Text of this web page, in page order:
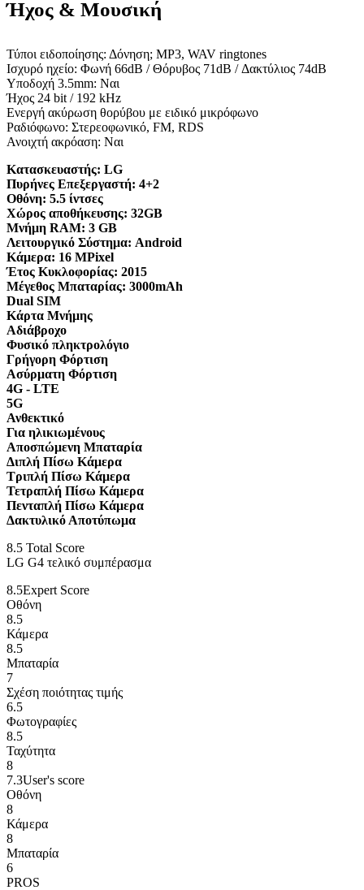
Ήχος & Μουσική
Τύποι ειδοποίησης: Δόνηση; MP3, WAV ringtones
Ισχυρό ηχείο: Φωνή 66dB / Θόρυβος 71dB / Δακτύλιος 74dB
Υποδοχή 3.5mm: Ναι
Ήχος 24 bit / 192 kHz
Ενεργή ακύρωση θορύβου με ειδικό μικρόφωνο
Ραδιόφωνο: Στερεοφωνικό, FM, RDS
Ανοιχτή ακρόαση: Ναι
Κατασκευαστής: LG
Πυρήνες Επεξεργαστή: 4+2
Οθόνη: 5.5 ίντσες
Χώρος αποθήκευσης: 32GB
Μνήμη RAM: 3 GB
Λειτουργικό Σύστημα: Android
Κάμερα: 16 MPixel
Έτος Κυκλοφορίας: 2015
Μέγεθος Μπαταρίας: 3000mAh
Dual SIM
Κάρτα Μνήμης
Αδιάβροχο
Φυσικό πληκτρολόγιο
Γρήγορη Φόρτιση
Ασύρματη Φόρτιση
4G - LTE
5G
Ανθεκτικό
Για ηλικιωμένους
Αποσπώμενη Μπαταρία
Διπλή Πίσω Κάμερα
Τριπλή Πίσω Κάμερα
Τετραπλή Πίσω Κάμερα
Πενταπλή Πίσω Κάμερα
Δακτυλικό Αποτύπωμα
8.5 Total Score
LG G4 τελικό συμπέρασμα
8.5Expert Score
Οθόνη
8.5
Κάμερα
8.5
Μπαταρία
7
Σχέση ποιότητας τιμής
6.5
Φωτογραφίες
8.5
Ταχύτητα
8
7.3User's score
Οθόνη
8
Κάμερα
8
Μπαταρία
6
PROS